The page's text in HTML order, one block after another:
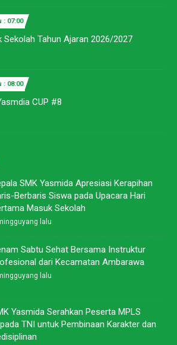
: 07:00
Sekolah Tahun Ajaran 2026/2027
: 08:00
CUP #8
SMK Yasmida Apresiasi Kerapihan
Berbaris Siswa pada Upacara Hari
Masuk Sekolah
lalu
Sabtu Sehat Bersama Instruktur
dari Kecamatan Ambarawa
lalu
Yasmida Serahkan Peserta MPLS
TNI untuk Pembinaan Karakter dan